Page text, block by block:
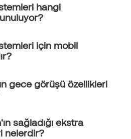
hangi
için mobil
gece görüşü özellikleri
sağladığı ekstra
nelerdir?